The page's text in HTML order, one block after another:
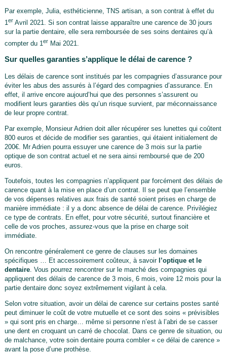
Par exemple, Julia, esthéticienne, TNS artisan, a son contrat à effet du
1er Avril 2021. Si son contrat laisse apparaître une carence de 30 jours
sur la partie dentaire, elle sera remboursée de ses soins dentaires qu’à
compter du 1er Mai 2021.
Sur quelles garanties s’applique le délai de carence ?
Les délais de carence sont institués par les compagnies d’assurance pour
éviter les abus des assurés à l’égard des compagnies d’assurance. En
effet, il arrive encore aujourd’hui que des personnes s’assurent ou
modifient leurs garanties dès qu’un risque survient, par méconnaissance
de leur propre contrat.
Par exemple, Monsieur Adrien doit aller récupérer ses lunettes qui coûtent
800 euros et décide de modifier ses garanties, qui étaient initialement de
200€. Mr Adrien pourra essuyer une carence de 3 mois sur la partie
optique de son contrat actuel et ne sera ainsi remboursé que de 200
euros.
Toutefois, toutes les compagnies n’appliquent par forcément des délais de
carence quant à la mise en place d’un contrat. Il se peut que l’ensemble
de vos dépenses relatives aux frais de santé soient prises en charge de
manière immédiate : il y a donc absence de délai de carence. Privilégiez
ce type de contrats. En effet, pour votre sécurité, surtout financière et
celle de vos proches, assurez-vous que la prise en charge soit
immédiate.
On rencontre généralement ce genre de clauses sur les domaines
spécifiques … Et accessoirement coûteux, à savoir l’optique et le
dentaire. Vous pourrez rencontrer sur le marché des compagnies qui
appliquent des délais de carence de 3 mois, 6 mois, voire 12 mois pour la
partie dentaire donc soyez extrêmement vigilant à cela.
Selon votre situation, avoir un délai de carence sur certains postes santé
peut diminuer le coût de votre mutuelle et ce sont des soins « prévisibles
» qui sont pris en charge… même si personne n’est à l’abri de se casser
une dent en croquant un carré de chocolat. Dans ce genre de situation, ou
de malchance, votre soin dentaire pourra combler « ce délai de carence »
avant la pose d’une prothèse.